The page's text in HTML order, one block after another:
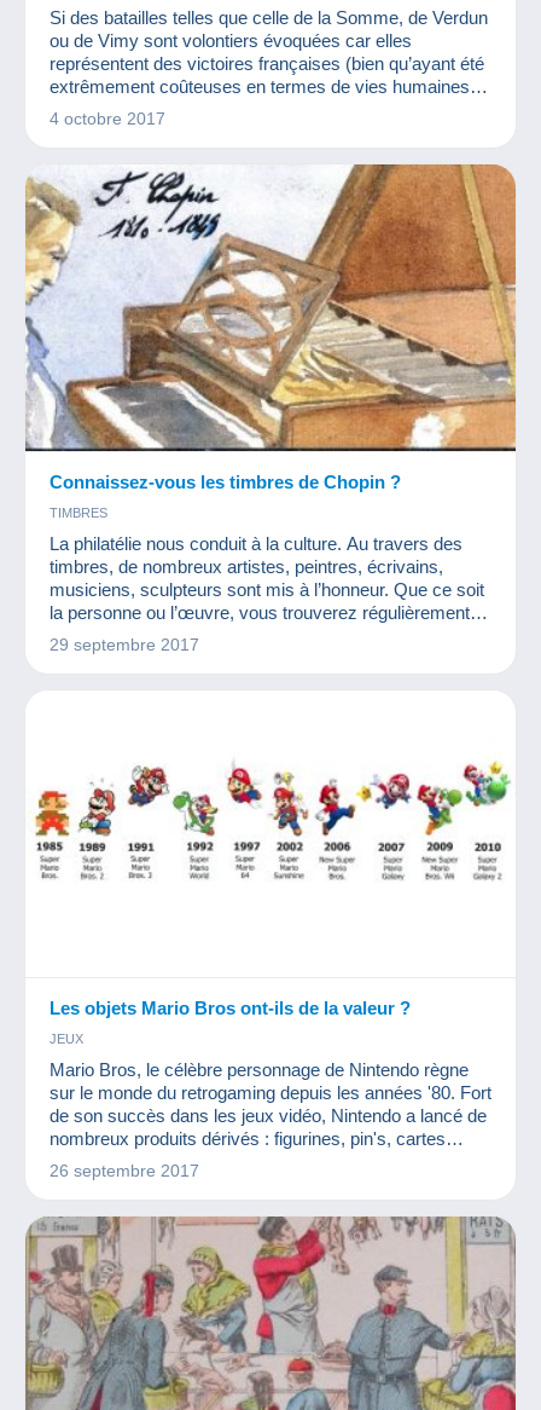
Si des batailles telles que celle de la Somme, de Verdun
ou de Vimy sont volontiers évoquées car elles
représentent des victoires françaises (bien qu’ayant été
extrêmement coûteuses en termes de vies humaines),
la bataille du Chemin des Dames est plus souvent
l’émission de timbres, cette bataille fait partie de
l’histoire. Revenons
4 octobre 2017
Connaissez-vous les timbres de Chopin ?
TIMBRES
La philatélie nous conduit à la culture. Au travers des
timbres, de nombreux artistes, peintres, écrivains,
musiciens, sculpteurs sont mis à l’honneur. Que ce soit
la personne ou l’œuvre, vous trouverez régulièrement
des timbres pour leur rendre hommage. Que voilà une
intéressante collection thématique ! Nous avons donc
29 septembre 2017
Les objets Mario Bros ont-ils de la valeur ?
JEUX
Mario Bros, le célèbre personnage de Nintendo règne
sur le monde du retrogaming depuis les années '80. Fort
de son succès dans les jeux vidéo, Nintendo a lancé de
nombreux produits dérivés : figurines, pin's, cartes
postales... Quelle valeur accorder à ces objets de
collection Mario Bros ?
26 septembre 2017